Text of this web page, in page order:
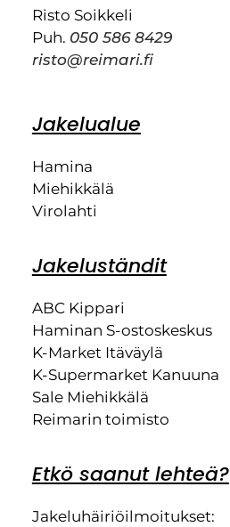
Risto Soikkeli
Puh. 050 586 8429
risto@reimari.fi
Jakelualue
Hamina
Miehikkälä
Virolahti
Jakeluständit
ABC Kippari
Haminan S-ostoskeskus
K-Market Itäväylä
K-Supermarket Kanuuna
Sale Miehikkälä
Reimarin toimisto
Etkö saanut lehteä?
Jakeluhäiriöilmoitukset: